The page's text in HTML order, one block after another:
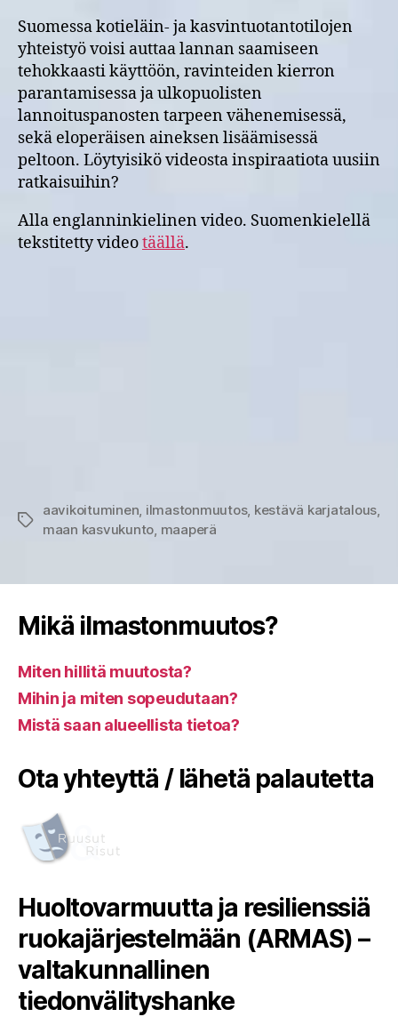
Suomessa kotieläin- ja kasvintuotantotilojen
yhteistyö voisi auttaa lannan saamiseen
tehokkaasti käyttöön, ravinteiden kierron
parantamisessa ja ulkopuolisten
lannoituspanosten tarpeen vähenemisessä,
sekä eloperäisen aineksen lisäämisessä
peltoon. Löytyisikö videosta inspiraatiota uusiin
ratkaisuihin?
Alla englanninkielinen video. Suomenkielellä
tekstitetty videotäällä.
Avainsanat
aavikoituminen, ilmastonmuutos, kestävä karjatalous,
maan kasvukunto, maaperä
Mikä ilmastonmuutos?
Miten hillitä muutosta?
Mihin ja miten sopeudutaan?
Mistä saan alueellista tietoa?
Ota yhteyttä / lähetä palautetta
Huoltovarmuutta ja resilienssiä
ruokajärjestelmään (ARMAS) –
valtakunnallinen
tiedonvälityshanke